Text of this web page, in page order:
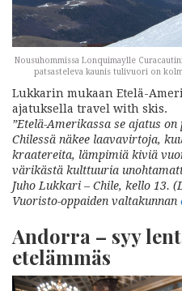
Nousuhommissa Lonquimaylle
patsasteleva kaunis tulivuori on
Lukkarin mukaan Etelä-
ajatuksella travel with skis.
”Etelä-Amerikassa se ajatus
Chilessä näkee laavavirtoja,
kraatereita, lämpimiä kiviä
värikästä kulttuuria
Juho Lukkari – Chile, kello 13.
Vuoristo-oppaiden valtakunnan
Andorra – syy
etelämmäs